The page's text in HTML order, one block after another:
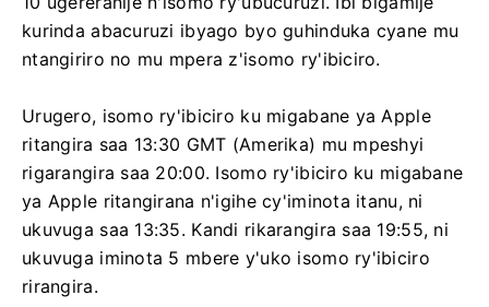
kurinda abacuruzi ibyago byo guhinduka cyane mu
ntangiriro no mu mpera z'isomo ry'ibiciro.
Urugero, isomo ry'ibiciro ku migabane ya Apple
ritangira saa 13:30 GMT (Amerika) mu mpeshyi
rigarangira saa 20:00. Isomo ry'ibiciro ku migabane
ya Apple ritangirana n'igihe cy'iminota itanu, ni
ukuvuga saa 13:35. Kandi rikarangira saa 19:55, ni
ukuvuga iminota 5 mbere y'uko isomo ry'ibiciro
rirangira.